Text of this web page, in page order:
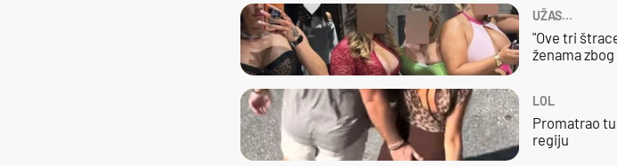
UŽAS…
"Ove tri
ženama
LOL
Promatrao
regiju